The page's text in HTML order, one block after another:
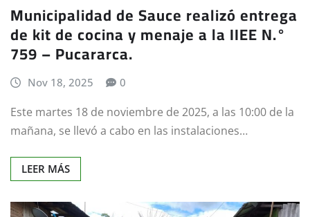
Municipalidad de Sauce realizó entrega
de kit de cocina y menaje a la IIEE N.°
759 – Pucararca.
Nov 18, 2025 0
Este martes 18 de noviembre de 2025, a las 10:00 de la
mañana, se llevó a cabo en las instalaciones…
LEER MÁS